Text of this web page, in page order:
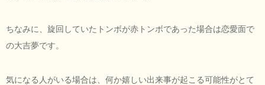
ちなみに、旋回していたトンボが赤トンボであった場合は恋愛面で
の大吉夢です。
気になる人がいる場合は、何か嬉しい出来事が起こる可能性がとて